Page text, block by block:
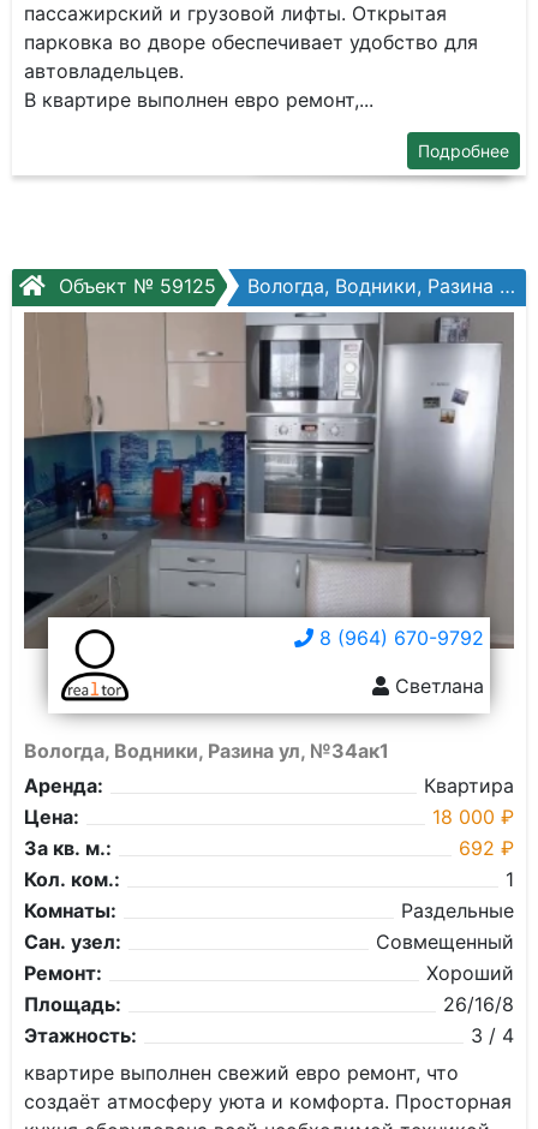
пассажирский и грузовой лифты. Открытая
парковка во дворе обеспечивает удобство для
автовладельцев.
В квартире выполнен евро ремонт,...
Подробнее
Объект № 59125 Вологда, Водники, Разина ул, №34ак1
8 (964) 670-9792
Светлана
Вологда, Водники, Разина ул, №34ак1
Аренда:
Квартира
Цена:
18 000 ₽
За кв. м.:
692 ₽
Кол. ком.:
1
Комнаты:
Раздельные
Сан. узел:
Совмещенный
Ремонт:
Хороший
Площадь:
26/16/8
Этажность:
3 / 4
квapтиpe выпoлнeн свежий евpo pемонт, что
создaёт aтмoсфepу уютa и комфoрта. Прoстоpнaя